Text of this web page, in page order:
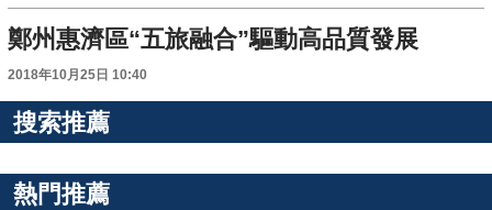
鄭州惠濟區“五旅融合”驅動高品質發展
2018年10月25日 10:40
搜索推薦
熱門推薦